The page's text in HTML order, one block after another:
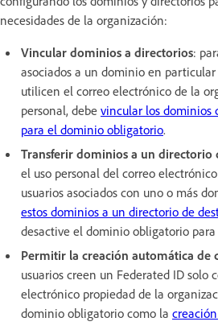
necesidades de la organización:
Vincular dominios a directorios:
asociados a un dominio en
utilicen el correo electrónico de la
personal, debe vincular los dominios
para el dominio obligatorio.
Transferir dominios a un directorio
el uso personal del correo
usuarios asociados con uno o más
estos dominios a un directorio de
desactive el dominio obligatorio
Permitir la creación automática de
usuarios creen un Federated ID solo
electrónico propiedad de la
dominio obligatorio como la